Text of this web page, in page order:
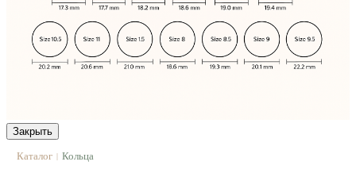
Закрыть
Каталог | Кольца